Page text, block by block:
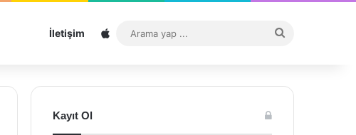
İletişim Sitemap
...
Kayıt Ol